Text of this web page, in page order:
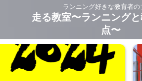
ランニング好きな教育者の
走る教室〜ランニング
点〜